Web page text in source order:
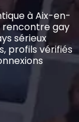
à Aix-en-
rencontre gay
sérieux
profils vérifiés